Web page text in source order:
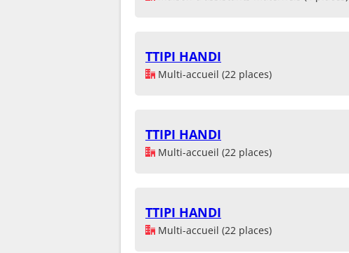
TTIPI HANDI
Multi-accueil (22 places)
TTIPI HANDI
Multi-accueil (22 places)
TTIPI HANDI
Multi-accueil (22 places)